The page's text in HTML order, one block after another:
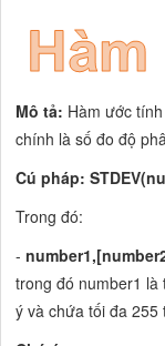
Mô tả: Hàm ước
chính là số đo độ
Cú pháp:
Trong đó:
-
trong đó number1 là
ý và chứa tối đa 255